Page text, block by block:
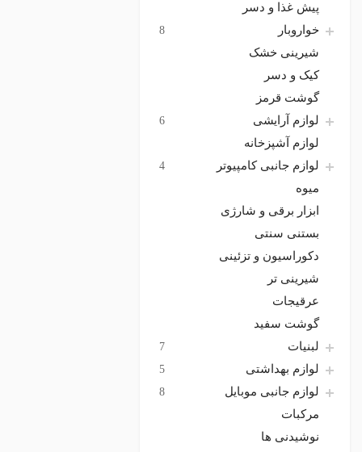
پیش غذا و دسر
خواروبار
8
شیرینی خشک
کیک و دسر
گوشت قرمز
لوازم آرایشی
6
لوازم آشپزخانه
لوازم جانبی کامپیوتر
4
میوه
ابزار برقی و شارژی
بستنی سنتی
دکوراسیون و تزئینی
شیرینی تر
عرقیجات
گوشت سفید
لبنیات
7
لوازم بهداشتی 5
لوازم جانبی موبایل 8
مرکبات
نوشیدنی ها